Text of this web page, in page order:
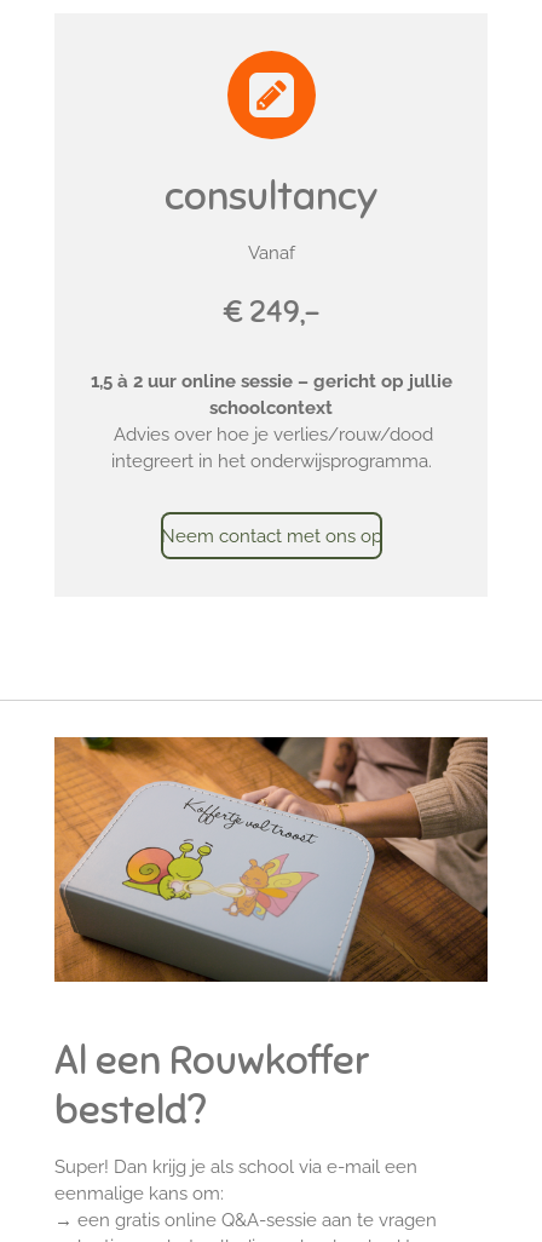
consultancy
Vanaf
€ 249,-
1,5 à 2 uur online sessie – gericht op jullie
schoolcontext
Advies over hoe je verlies/rouw/dood
integreert in het onderwijsprogramma.
Neem contact met ons op
Al een Rouwkoffer
besteld?
Super! Dan krijg je als school via e-mail een
eenmalige kans om:
→ een gratis online Q&A-sessie aan te vragen